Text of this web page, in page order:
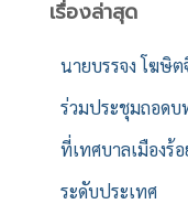
สำ
เรื่องล่าสุด
นายบรรจง โฆษิ
ร่วมประชุมถอดบ
ที่เทศบาลเมืองร้
ระดับประเทศ